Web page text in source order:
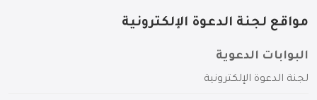
مواقع لجنة الدعوة الإلكترونية
البوابات الدعوية
لجنة الدعوة الإلكترونية